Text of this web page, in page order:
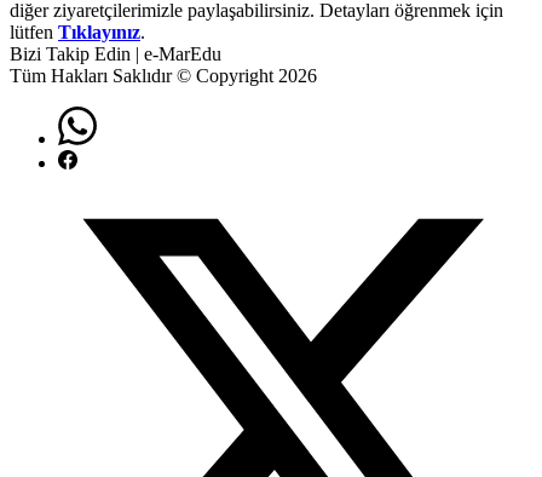
diğer ziyaretçilerimizle paylaşabilirsiniz. Detayları öğrenmek için
lütfen Tıklayınız.
Bizi Takip Edin | e-MarEdu
Tüm Hakları Saklıdır © Copyright 2026